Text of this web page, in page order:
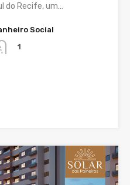
do Recife, um…
Social
1